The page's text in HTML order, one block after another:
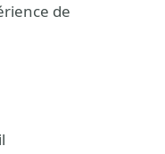
de